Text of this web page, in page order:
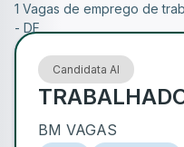
1 Vagas de emprego de
- DF
Candidata AI
BM VAGAS